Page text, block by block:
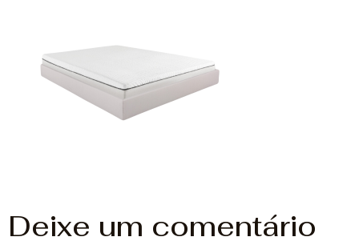
Poltronas
Deixe um comentário